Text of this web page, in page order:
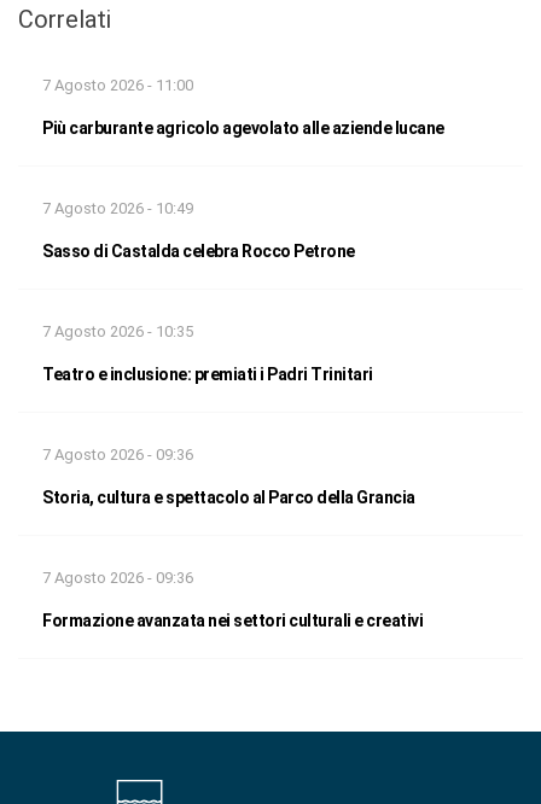
Correlati
7 Agosto 2026 - 11:00
Più carburante agricolo agevolato alle aziende lucane
7 Agosto 2026 - 10:49
Sasso di Castalda celebra Rocco Petrone
7 Agosto 2026 - 10:35
Teatro e inclusione: premiati i Padri Trinitari
7 Agosto 2026 - 09:36
Storia, cultura e spettacolo al Parco della Grancia
7 Agosto 2026 - 09:36
Formazione avanzata nei settori culturali e creativi